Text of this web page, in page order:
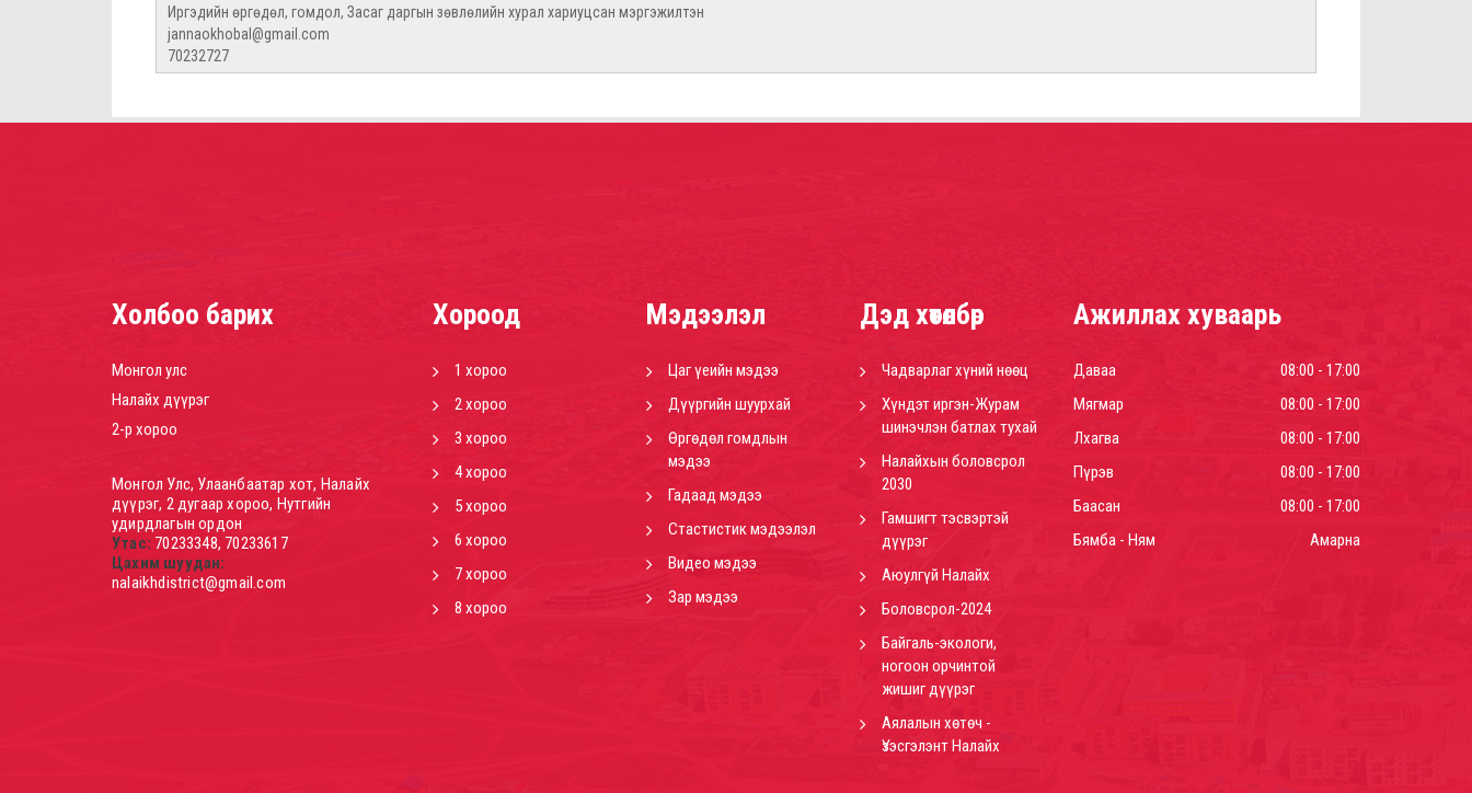
Иргэдийн өргөдөл, гомдол, Засаг даргын зөвлөлийн хурал хариуцсан мэргэжилтэн
jannaokhobal@gmail.com
70232727
Холбоо барих
Монгол улс
Налайх дүүрэг
2-р хороо
Монгол Улс, Улаанбаатар хот, Налайх
дүүрэг, 2 дугаар хороо, Нутгийн
удирдлагын ордон
Утас: 70233348, 70233617
Цахим шуудан:
nalaikhdistrict@gmail.com
Хороод
1 хороо
2 хороо
3 хороо
4 хороо
5 хороо
6 хороо
7 хороо
8 хороо
Мэдээлэл
Цаг үеийн мэдээ
Дүүргийн шуурхай
Өргөдөл гомдлын
мэдээ
Гадаад мэдээ
Стастистик мэдээлэл
Видео мэдээ
Зар мэдээ
Дэд хөтөлбөр
Чадварлаг хүний нөөц
Хүндэт иргэн-Журам
шинэчлэн батлах тухай
Налайхын боловсрол
2030
Гамшигт тэсвэртэй
дүүрэг
Аюулгүй Налайх
Боловсрол-2024
Байгаль-экологи,
ногоон орчинтой
жишиг дүүрэг
Аялалын хөтөч -
Үзэсгэлэнт Налайх
Ажиллах хуваарь
Даваа
08:00 - 17:00
Мягмар
08:00 - 17:00
Лхагва
08:00 - 17:00
Пүрэв
08:00 - 17:00
Баасан
08:00 - 17:00
Бямба - Ням
Амарна